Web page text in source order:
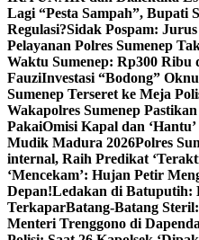
Lagi “Pesta Sampah”, Bupati
Regulasi?Sidak Pospam:
Pelayanan Polres Sumenep
Waktu Sumenep: Rp300 Ribu
FauziInvestasi “Bodong”
Sumenep Terseret ke Meja
Wakapolres Sumenep
PakaiOmisi Kapal dan
Mudik Madura 2026Polres
internal, Raih Predikat
‘Mencekam’: Hujan Petir
Depan!Ledakan di Batuputih:
TerkaparBatang-Batang
Menteri Trenggono di Dapenda